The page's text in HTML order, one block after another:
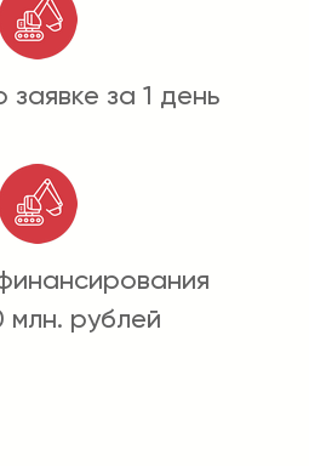
за 1 день
млн. рублей